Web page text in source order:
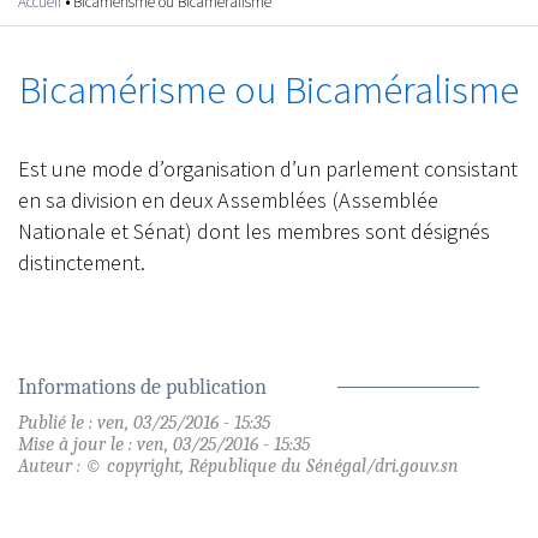
Vous êtes ici
Bicamérisme ou Bicaméralisme
Est une mode d’organisation d’un parlement consistant
en sa division en deux Assemblées (Assemblée
Nationale et Sénat) dont les membres sont désignés
distinctement.
Informations de publication
Publié le : ven, 03/25/2016 - 15:35
Mise à jour le : ven, 03/25/2016 - 15:35
Auteur : © copyright, République du Sénégal/dri.gouv.sn